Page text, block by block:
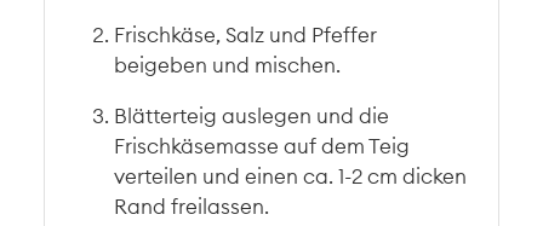
Frischkäse, Salz und Pfeffer
beigeben und mischen.
Blätterteig auslegen und die
Frischkäsemasse auf dem Teig
verteilen und einen ca. 1-2 cm dicken
Rand freilassen.